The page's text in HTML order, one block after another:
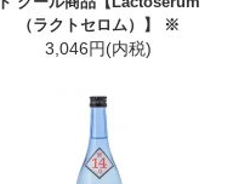
（ラクトセロム）】 ※
3,046円(内税)